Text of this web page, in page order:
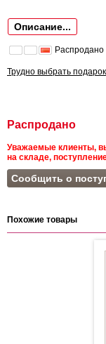
Описание...
Распродано
Трудно выбрать
Распродано
Уважаемые клиенты,
на складе,
Сообщить о
Похожие товары